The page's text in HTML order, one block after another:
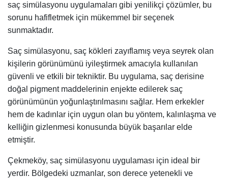
saç simülasyonu uygulamaları gibi yenilikçi çözümler, bu
sorunu hafifletmek için mükemmel bir seçenek
sunmaktadır.
Saç simülasyonu, saç kökleri zayıflamış veya seyrek olan
kişilerin görünümünü iyileştirmek amacıyla kullanılan
güvenli ve etkili bir tekniktir. Bu uygulama, saç derisine
doğal pigment maddelerinin enjekte edilerek saç
görünümünün yoğunlaştırılmasını sağlar. Hem erkekler
hem de kadınlar için uygun olan bu yöntem, kalınlaşma ve
kelliğin gizlenmesi konusunda büyük başarılar elde
etmiştir.
Çekmeköy, saç simülasyonu uygulaması için ideal bir
yerdir. Bölgedeki uzmanlar, son derece yetenekli ve